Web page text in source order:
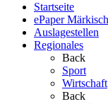
Startseite
ePaper
Auslagestellen
Regionales
Back
Sport
Wirtschaft
Back